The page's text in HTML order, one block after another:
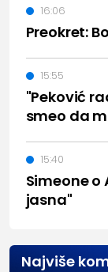
Preokret:
16:06
"Peković
smeo da
15:55
Simeone o
jasna"
15:40
Najviše